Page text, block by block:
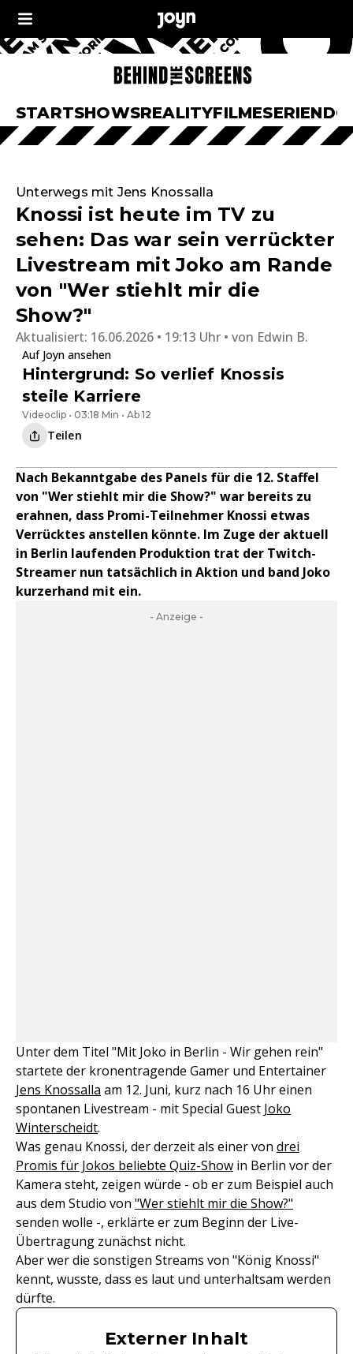
STARTSHOWSREALITYFILMESERIEN
Unterwegs mit Jens Knossalla
Knossi ist heute im TV zu
sehen: Das war sein verrückter
Livestream mit Joko am Rande
von "Wer stiehlt mir die
Show?"
Aktualisiert: 16.06.2026 • 19:13 Uhr von Edwin B.
Auf Joyn ansehen
Hintergrund: So verlief Knossis
steile Karriere
Videoclip • 03:18 Min • Ab 12
Teilen
Nach Bekanntgabe des Panels für die 12. Staffel
von "Wer stiehlt mir die Show?" war bereits zu
erahnen, dass Promi-Teilnehmer Knossi etwas
Verrücktes anstellen könnte. Im Zuge der aktuell
in Berlin laufenden Produktion trat der Twitch-
Streamer nun tatsächlich in Aktion und band Joko
kurzerhand mit ein.
- Anzeige -
Unter dem Titel "Mit Joko in Berlin - Wir gehen rein"
startete der kronentragende Gamer und Entertainer
Jens Knossalla am 12. Juni, kurz nach 16 Uhr einen
spontanen Livestream - mit Special Guest Joko
Winterscheidt.
Was genau Knossi, der derzeit als einer von drei
Promis für Jokos beliebte Quiz-Show in Berlin vor der
Kamera steht, zeigen würde - ob er zum Beispiel auch
aus dem Studio von "Wer stiehlt mir die Show?"
senden wolle -, erklärte er zum Beginn der Live-
Übertragung zunächst nicht.
Aber wer die sonstigen Streams von "König Knossi"
kennt, wusste, dass es laut und unterhaltsam werden
dürfte.
Externer Inhalt